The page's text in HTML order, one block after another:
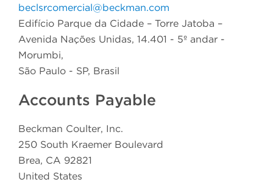
beclsrcomercial@beckman.com
Edifício Parque da Cidade – Torre Jatoba –
Avenida Nações Unidas, 14.401 - 5º andar -
Morumbi,
São Paulo - SP, Brasil
Accounts Payable
Beckman Coulter, Inc.
250 South Kraemer Boulevard
Brea, CA 92821
United States